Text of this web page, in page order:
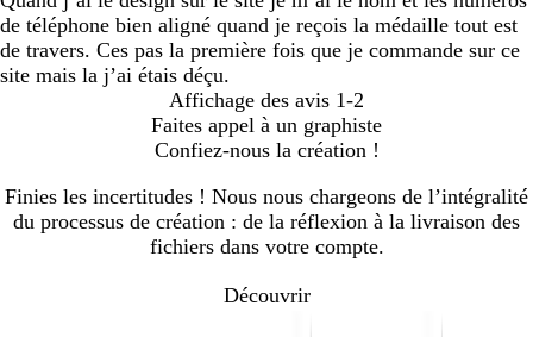
de téléphone bien aligné quand je reçois la médaille tout est
de travers. Ces pas la première fois que je commande sur ce
site mais la j’ai étais déçu.
Affichage des avis 1-2
Faites appel à un graphiste
Confiez-nous la création !
Finies les incertitudes ! Nous nous chargeons de l’intégralité
du processus de création : de la réflexion à la livraison des
fichiers dans votre compte.
Découvrir